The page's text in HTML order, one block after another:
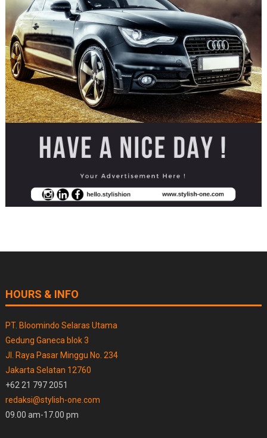
HOURS & INFO
PT. Bloomindo Selaras Utama
Gedung Ganeca blok 3
Jl. Raya Pasar Minggu No. 234
Jakarta Selatan 12760
+62 21 797 2051
redaksi@stylish-one.com
09.00 am-17.00 pm